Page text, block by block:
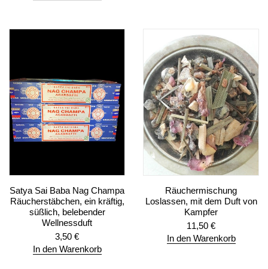
Satya Sai Baba Nag Champa
Räucherstäbchen, ein kräftig,
süßlich, belebender
Wellnessduft
3,50 €
In den Warenkorb
Räuchermischung
Loslassen, mit dem Duft von
Kampfer
11,50 €
In den Warenkorb